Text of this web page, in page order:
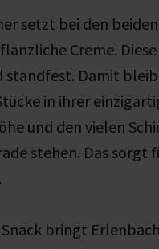
setzt bei den
Creme.
standfest. Damit
in ihrer
und den vielen
stehen. Das sorgt
bringt